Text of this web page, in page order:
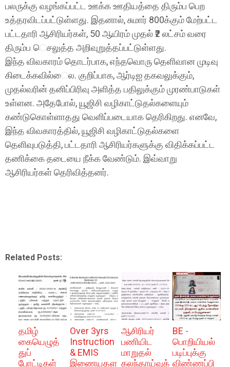
பலருக்கு வழங்கப்பட்ட ஊக்க ஊதியத்தை திரும்ப பெற
உத்தரவிடப்பட்டுள்ளது. இதனால், சுமார் 800க்கும் மேற்பட்ட
பட்டதாரி ஆசிரியர்கள், 50 ஆயிரம் முதல் ₹2 லட்சம் வரை
திரும்ப ெசலுத்த அறிவுறுத்தப்பட்டுள்ளது.
இந்த விவகாரம் தொடர்பாக, எந்தவொரு தெளிவான முடிவு
கிடைக்கவில்ைல. குறிப்பாக, ஆர்டிஐ தகவலுக்கும்,
முதல்வரின் தனிப்பிரிவு அளித்த பதிலுக்கும் முரண்பாடுகள்
உள்ளன. அதேபோல், யூஜிசி வழிகாட்டுதல்களையும்
கண்டுகொள்ளாதது வெளிப்படையாக தெரிகிறது. எனவே,
இந்த விவகாரத்தில், யூஜிசி வழிகாட்டுதல்களை
தெளிவுபடுத்தி, பட்டதாரி ஆசிரியர்களுக்கு விதிக்கப்பட்ட
தணிக்கை தடையை நீக்க வேண்டும். இவ்வாறு
ஆசிரியர்கள் தெரிவித்தனர்.
Related Posts:
தமிழ்
கையெழுத்
துப்
போட்டிகள்
Over 3yrs
Instruction
& EMIS
இணையதள
ஆசிரியர்
பணியிட
மாறுதல்
கலந்தாய்வுக்
BE -
பொறியியல்
படிப்புக்கு
விண்ணப்பி